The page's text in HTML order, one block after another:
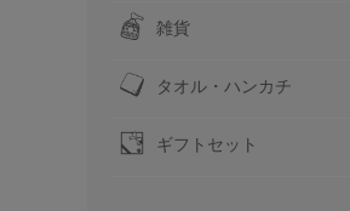
雑貨
タオル・ハンカチ
ギフトセット